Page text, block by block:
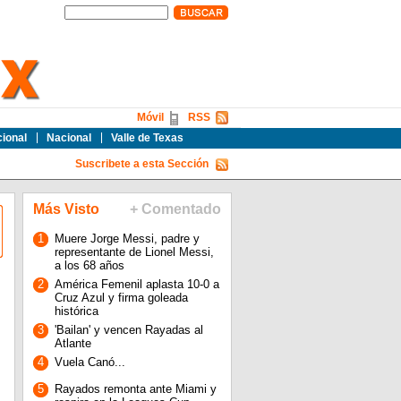
Nacional Valle de Texas
RSS
Móvil
Suscribete a esta Sección
Más Visto + Comentado
1
Muere Jorge Messi, padre y
representante de Lionel Messi,
a los 68 años
2
América Femenil aplasta 10-0 a
Cruz Azul y firma goleada
histórica
3
'Bailan' y vencen Rayadas al
Atlante
4
Vuela Canó...
5
Rayados remonta ante Miami y